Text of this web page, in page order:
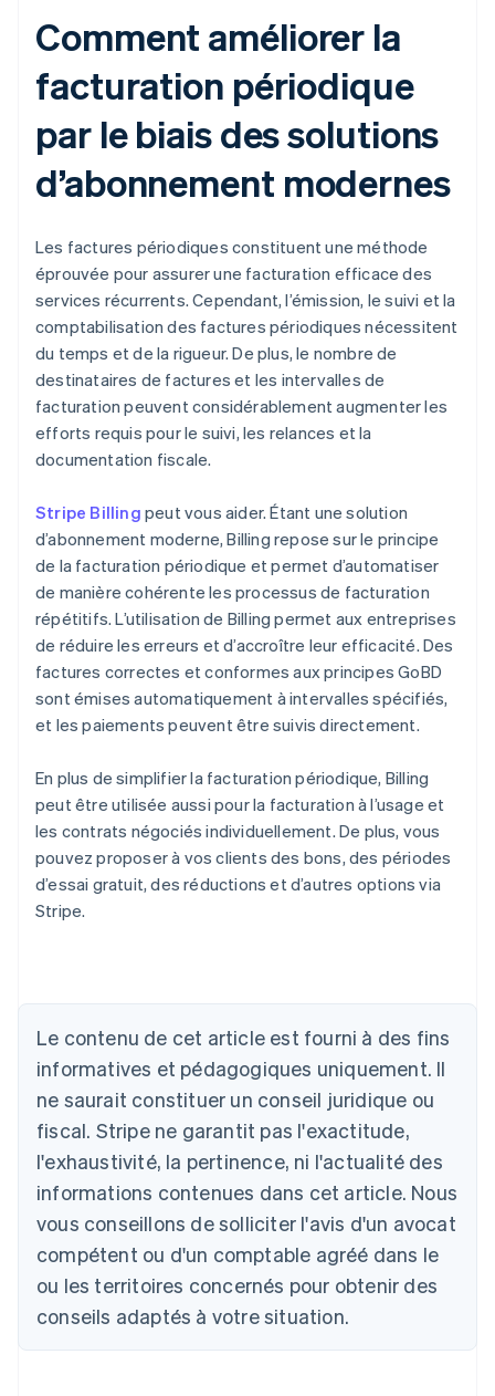
Comment améliorer la
facturation périodique
par le biais des solutions
d’abonnement modernes
Les factures périodiques constituent une méthode
éprouvée pour assurer une facturation efficace des
services récurrents. Cependant, l’émission, le suivi et la
comptabilisation des factures périodiques nécessitent
du temps et de la rigueur. De plus, le nombre de
destinataires de factures et les intervalles de
facturation peuvent considérablement augmenter les
efforts requis pour le suivi, les relances et la
documentation fiscale.
Stripe Billing peut vous aider. Étant une solution
d’abonnement moderne, Billing repose sur le principe
de la facturation périodique et permet d’automatiser
de manière cohérente les processus de facturation
répétitifs. L’utilisation de Billing permet aux entreprises
de réduire les erreurs et d’accroître leur efficacité. Des
factures correctes et conformes aux principes GoBD
sont émises automatiquement à intervalles spécifiés,
et les paiements peuvent être suivis directement.
En plus de simplifier la facturation périodique, Billing
peut être utilisée aussi pour la facturation à l’usage et
les contrats négociés individuellement. De plus, vous
pouvez proposer à vos clients des bons, des périodes
d’essai gratuit, des réductions et d’autres options via
Stripe.
Le contenu de cet article est fourni à des fins
informatives et pédagogiques uniquement. Il
ne saurait constituer un conseil juridique ou
fiscal. Stripe ne garantit pas l'exactitude,
l'exhaustivité, la pertinence, ni l'actualité des
informations contenues dans cet article. Nous
vous conseillons de solliciter l'avis d'un avocat
compétent ou d'un comptable agréé dans le
ou les territoires concernés pour obtenir des
conseils adaptés à votre situation.
DeutschEnglish
Australie
English
Autriche
DeutschEnglish
NederlandsFrançaisDeutschEnglish
Brésil
Português
Bulgarie
English
Canada
Chine continentale
简体中文English